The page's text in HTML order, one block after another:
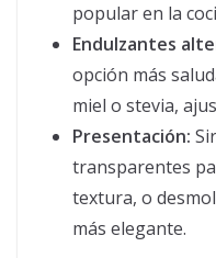
popular en la
Endulzantes
opción más
miel o stevia,
Presentación:
transparentes
textura, o
más elegante.